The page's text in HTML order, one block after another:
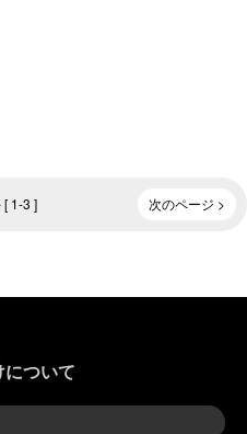
[ 1-3 ] 次のページ >
ついて